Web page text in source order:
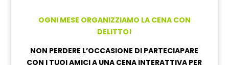
OGNI MESE ORGANIZZIAMO LA CENA CON
DELITTO!
NON PERDERE L’OCCASIONE DI PARTECIAPARE
CON I TUOI AMICI A UNA CENA INTERATTIVA PER